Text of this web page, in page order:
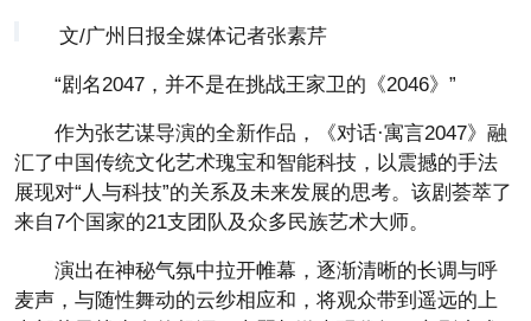
文/广州日报全媒体记者张素芹
“剧名2047，并不是在挑战王家卫的《2046》”
作为张艺谋导演的全新作品，《对话·寓言2047》融
汇了中国传统文化艺术瑰宝和智能科技，以震撼的手法
展现对“人与科技”的关系及未来发展的思考。该剧荟萃了
来自7个国家的21支团队及众多民族艺术大师。
演出在神秘气氛中拉开帷幕，逐渐清晰的长调与呼
麦声，与随性舞动的云纱相应和，将观众带到遥远的上